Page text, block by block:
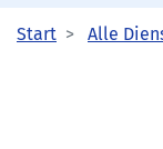
Start Alle